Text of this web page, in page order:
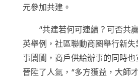
元參加共建。
“共建若何可連續？可否共
英舉例，社區聯動商圈舉行新
事闤闠，商戶供給辦事的同時也
晉陞了人氣，“多方獲益，大師